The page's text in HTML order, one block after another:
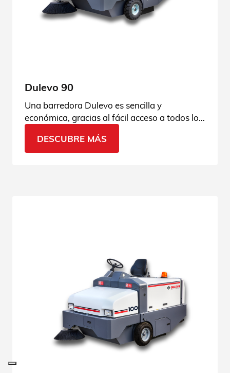
Dulevo 90
Una barredora Dulevo es sencilla y
económica, gracias al fácil acceso a todos los
hidráulica. Consulta todos los detalles.
DESCUBRE MÁS